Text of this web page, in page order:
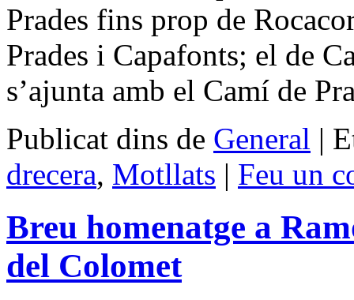
Prades fins prop de
Prades i Capafonts; el de
s’ajunta amb el Camí de
Publicat dins de General |
drecera, Motllats | Feu un
Breu homenatge a
del Colomet